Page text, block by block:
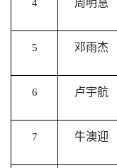
4 周明慧
5 邓雨杰
6 卢宇航
7 牛澳迎